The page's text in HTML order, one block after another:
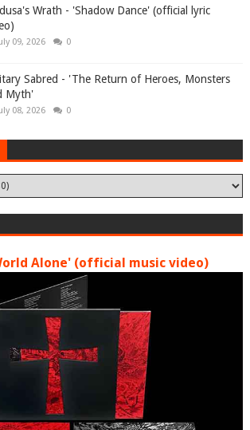
Wrath - 'Shadow Dance' (official lyric
09, 2026 0
Sabred - 'The Return of Heroes, Monsters
Myth'
08, 2026 0
Alone' (official music video)